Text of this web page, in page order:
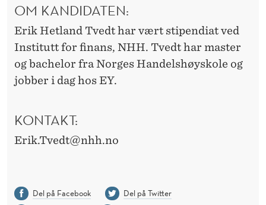
OM KANDIDATEN:
Erik Hetland Tvedt har vært stipendiat ved
Institutt for finans, NHH. Tvedt har master
og bachelor fra Norges Handelshøyskole og
jobber i dag hos EY.
KONTAKT:
Erik.Tvedt@nhh.no
Del på Facebook
Del på Twitter